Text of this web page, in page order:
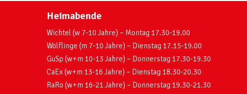
Heimabende
Wichtel (w 7-10 Jahre) – Montag 17.30-19.00
Wölflinge (m 7-10 Jahre) – Dienstag 17.15-19.00
GuSp (w+m 10-13 Jahre) – Donnerstag 17.30-19.30
CaEx (w+m 13-16 Jahre) – Dienstag 18.30-20.30
RaRo (w+m 16-21 Jahre) – Donnerstag 19.30-21.30